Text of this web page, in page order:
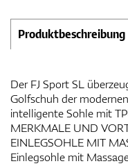
Produktbeschreibung
Der FJ Sport SL
Golfschuh der modernen Art: ultraleicht und flexibel bei perfekter
intelligente Sohle mit
MERKMALE UND
EINLEGSOHLE MIT
Einlegsohle mit